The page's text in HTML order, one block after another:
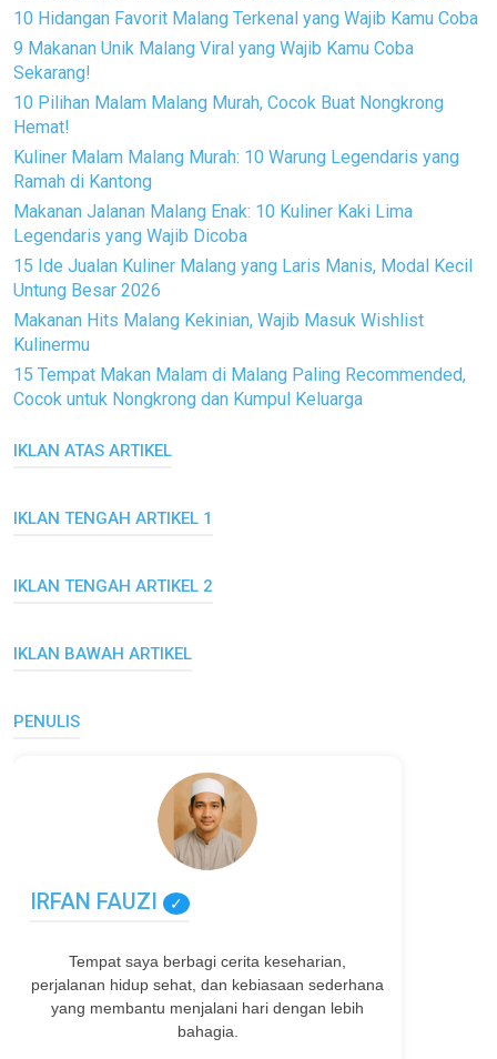
10 Hidangan Favorit Malang Terkenal yang Wajib Kamu Coba
9 Makanan Unik Malang Viral yang Wajib Kamu Coba
Sekarang!
10 Pilihan Malam Malang Murah, Cocok Buat Nongkrong
Hemat!
Kuliner Malam Malang Murah: 10 Warung Legendaris yang
Ramah di Kantong
Makanan Jalanan Malang Enak: 10 Kuliner Kaki Lima
Legendaris yang Wajib Dicoba
15 Ide Jualan Kuliner Malang yang Laris Manis, Modal Kecil
Untung Besar 2026
Makanan Hits Malang Kekinian, Wajib Masuk Wishlist
Kulinermu
15 Tempat Makan Malam di Malang Paling Recommended,
Cocok untuk Nongkrong dan Kumpul Keluarga
IKLAN ATAS ARTIKEL
IKLAN TENGAH ARTIKEL 1
IKLAN TENGAH ARTIKEL 2
IKLAN BAWAH ARTIKEL
PENULIS
IRFAN FAUZI ✓
Tempat saya berbagi cerita keseharian,
perjalanan hidup sehat, dan kebiasaan sederhana
yang membantu menjalani hari dengan lebih
bahagia.